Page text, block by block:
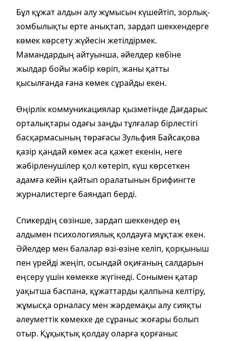
Бұл құжат алдын алу жұмысын күшейтіп, зорлық-
зомбылықты ерте анықтап, зардап шеккендерге
көмек көрсету жүйесін жетілдірмек.
Мамандардың айтуынша, әйелдер көбіне
жылдар бойы жәбір көріп, жаны қатты
қысылғанда ғана көмек сұрайды екен.
Өңірлік коммуникациялар қызметінде Дағдарыс
орталықтары одағы заңды тұлғалар бірлестігі
басқармасының төрағасы Зульфия Байсақова
қазір қандай көмек аса қажет екенін, неге
жәбірленушілер қол көтеріп, күш көрсеткен
адамға кейін қайтып оралатынын брифингте
журналистерге баяндап берді.
Спикердің сөзінше, зардап шеккендер ең
алдымен психологиялық қолдауға мұқтаж екен.
Әйелдер мен балалар өзі-өзіне келіп, қорқыныш
пен үрейді жеңіп, осындай оқиғаның салдарын
еңсеру үшін көмекке жүгінеді. Сонымен қатар
уақытша баспана, құжаттарды қалпына келтіру,
жұмысқа орналасу мен жәрдемақы алу сияқты
әлеуметтік көмекке де сұраныс жоғары болып
отыр. Құқықтық қолдау оларға қорғаныс